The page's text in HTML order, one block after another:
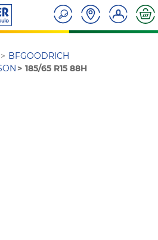
BFGOODRICH
185/65 R15 88H